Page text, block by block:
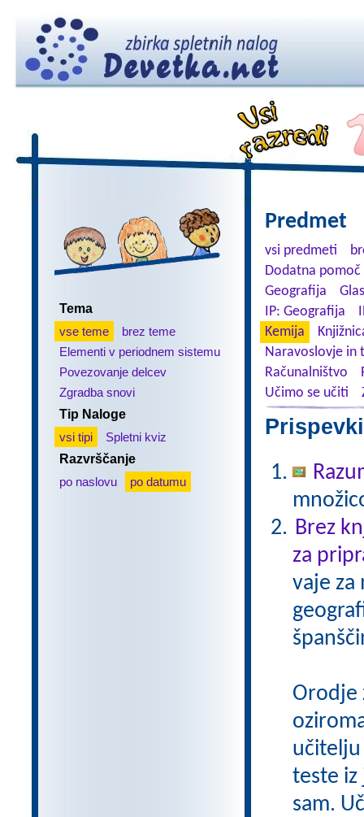
Tema
vse teme
brez teme
Elementi v periodnem sistemu
Povezovanje delcev
Zgradba snovi
Tip Naloge
vsi tipi
Spletni kviz
Razvrščanje
po naslovu
po datumu
Predmet
vsi predmeti
Dodatna
Geografija
IP: Geografija
Kemija
Naravoslovje in
Računalništvo
Učimo se učiti
Brez
za
vaje za
Orodje
učitelju
teste iz
sam.